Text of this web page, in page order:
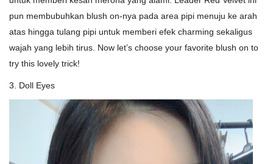
pun membubuhkan blush on-nya pada area pipi menuju ke arah
atas hingga tulang pipi untuk memberi efek charming sekaligus
wajah yang lebih tirus. Now let’s choose your favorite blush on to
try this lovely trick!
3. Doll Eyes